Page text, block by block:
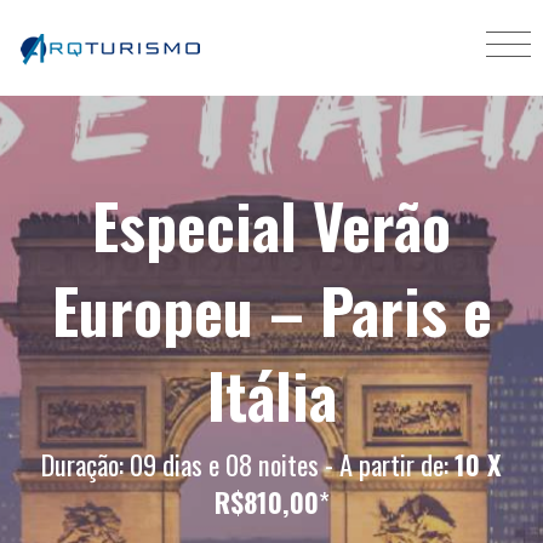
Especial Verão
Europeu – Paris e
Itália
Duração: 09 dias e 08 noites - A partir de:10 X
R$810,00*